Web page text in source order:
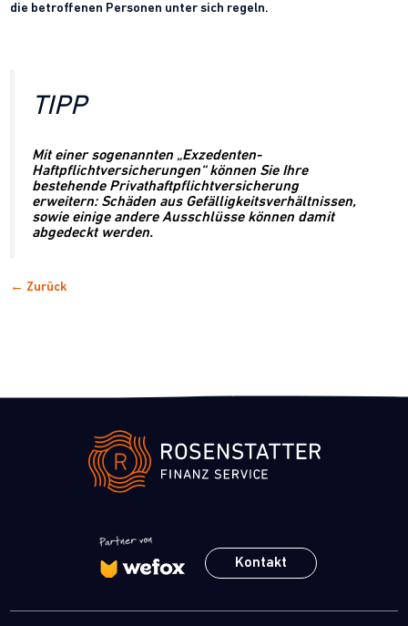
die betroffenen Personen unter sich regeln.
TIPP
Mit einer sogenannten „Exzedenten-
Haftpflichtversicherungen“können Sie Ihre
bestehende Privathaftpflichtversicherung
erweitern: Schäden aus Gefälligkeitsverhältnissen,
sowie einige andere Ausschlüsse können damit
abgedeckt werden.
← Zurück
Kontakt